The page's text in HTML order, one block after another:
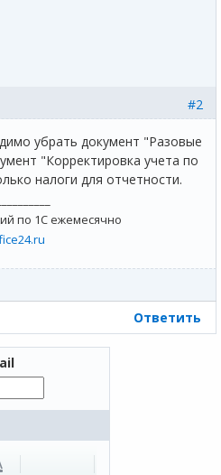
#2
убрать документ "Разовые
"Корректировка учета по
налоги для отчетности.
по 1С ежемесячно
Ответить